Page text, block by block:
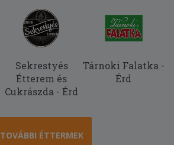
Sekrestyés
Étterem és
Cukrászda - Érd
Tárnoki Falatka -
Érd
TOVÁBBI ÉTTERMEK